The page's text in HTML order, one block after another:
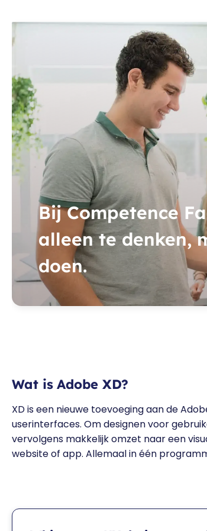
Bij Competence
alleen te denken,
doen.
Wat is Adobe XD?
XD is een nieuwe toevoeging aan de
userinterfaces. Om designen voor
vervolgens makkelijk omzet naar een
website of app. Allemaal in één